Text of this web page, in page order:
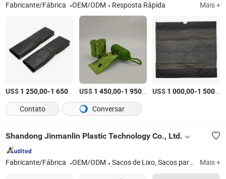
Fabricante/Fábrica OEM/ODM Resposta Rápida Mais +
US$ 1 250,00-1 650,00 /Tonelada
US$ 1 450,00-1 950,00 /Tonelada
US$ 1 000,00-1 500,00
Contato
Conversar
Shandong Jinmanlin Plastic Technology Co., Ltd.
Fabricante/Fábrica OEM/ODM Sacos de Lixo, Sacos para Animais, Sacos de Lixo com Cordão, Forros de Lixeira, Sacos de Lixo, Forros de Lata, Sacos para Alimentos, Sacos Biodegradáveis, Luvas de PE, Sacos de Transporte Mais +